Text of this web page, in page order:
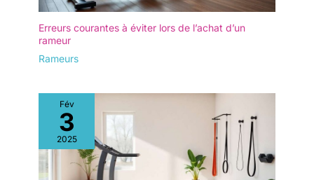
Erreurs courantes à éviter lors de l’achat d’un
rameur
Rameurs
Fév
3
2025